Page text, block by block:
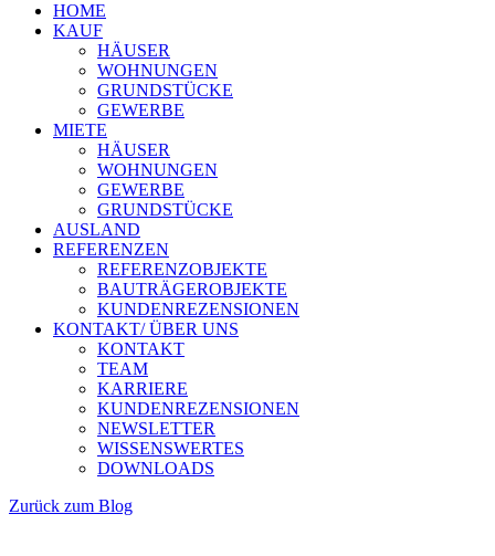
HOME
KAUF
HÄUSER
WOHNUNGEN
GRUNDSTÜCKE
GEWERBE
MIETE
HÄUSER
WOHNUNGEN
GEWERBE
GRUNDSTÜCKE
AUSLAND
REFERENZEN
REFERENZOBJEKTE
BAUTRÄGEROBJEKTE
KUNDENREZENSIONEN
KONTAKT/ ÜBER UNS
KONTAKT
TEAM
KARRIERE
KUNDENREZENSIONEN
NEWSLETTER
WISSENSWERTES
DOWNLOADS
Zurück zum Blog